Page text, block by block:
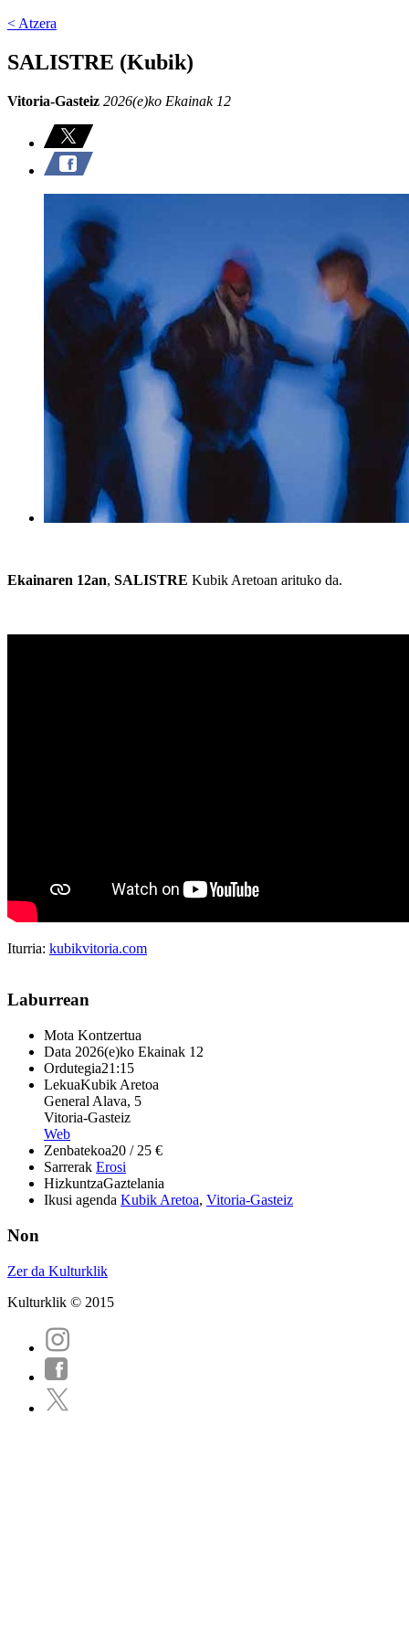
< Atzera
SALISTRE (Kubik)
Vitoria-Gasteiz 2026(e)ko Ekainak 12
Ekainaren 12an, SALISTRE Kubik Aretoan arituko da.
Iturria: kubikvitoria.com
Laburrean
Mota Kontzertua
Data 2026(e)ko Ekainak 12
Ordutegia21:15
LekuaKubik Aretoa
General Alava, 5
Vitoria-Gasteiz
Web
Zenbatekoa20 / 25 €
Sarrerak Erosi
HizkuntzaGaztelania
Ikusi agenda Kubik Aretoa, Vitoria-Gasteiz
Non
Zer da Kulturklik
Kulturklik © 2015